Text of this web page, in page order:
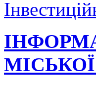
МІСЬКОЇ